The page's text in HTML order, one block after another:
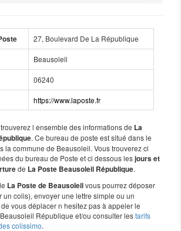
27, Boulevard De La République
Beausoleil
06240
https://www.laposte.fr
l ensemble des informations de La
. Ce bureau de poste est situé dans le
la commune de Beausoleil. Vous trouverez ci
du bureau de Poste et ci dessous lesjours et
de La Poste Beausoleil République.
La Poste de Beausoleilvous pourrez déposer
un colis), envoyer une lettre simple ou un
vous déplacer n hesitez pas à appeler le
République et/ou consulter lestarifs
colissimo.